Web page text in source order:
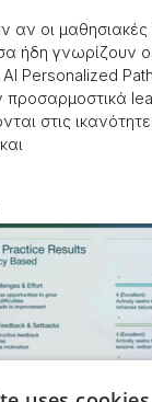
αν οι
ήδη γνωρίζουν
AI Personalized
προσαρμοστικά
στις